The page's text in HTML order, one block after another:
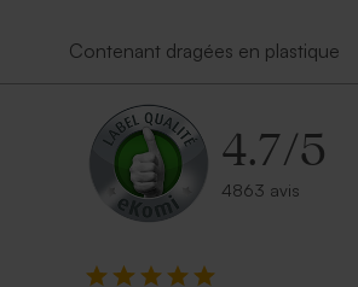
Contenant dragées en plastique
4.7/5
4863 avis